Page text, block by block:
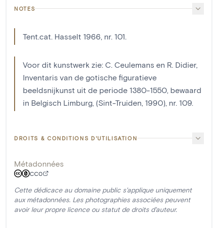
NOTES
Tent.cat. Hasselt 1966, nr. 101.
Voor dit kunstwerk zie: C. Ceulemans en R. Didier,
Inventaris van de gotische figuratieve
beeldsnijkunst uit de periode 1380-1550, bewaard
in Belgisch Limburg, (Sint-Truiden, 1990), nr. 109.
DROITS & CONDITIONS D'UTILISATION
Métadonnées
CC0
Cette dédicace au domaine public s'applique uniquement
aux métadonnées. Les photographies associées peuvent
avoir leur propre licence ou statut de droits d'auteur.